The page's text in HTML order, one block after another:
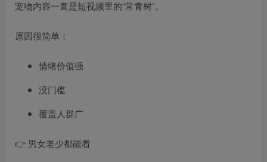
宠物内容一直是短视频里的“常青树”。
原因很简单：
情绪价值强
没门槛
覆盖人群广
👉 男女老少都能看